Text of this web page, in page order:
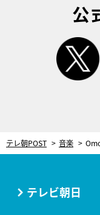
公
テレ朝POST 音楽
テレビ朝日